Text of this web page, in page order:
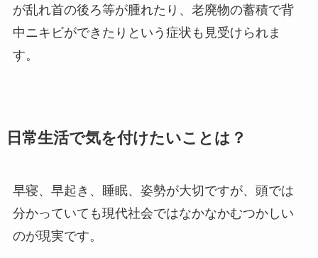
が乱れ首の後ろ等が腫れたり、老廃物の蓄積で背
中ニキビができたりという症状も見受けられま
す。
日常生活で気を付けたいことは？
早寝、早起き、睡眠、姿勢が大切ですが、頭では
分かっていても現代社会ではなかなかむつかしい
のが現実です。